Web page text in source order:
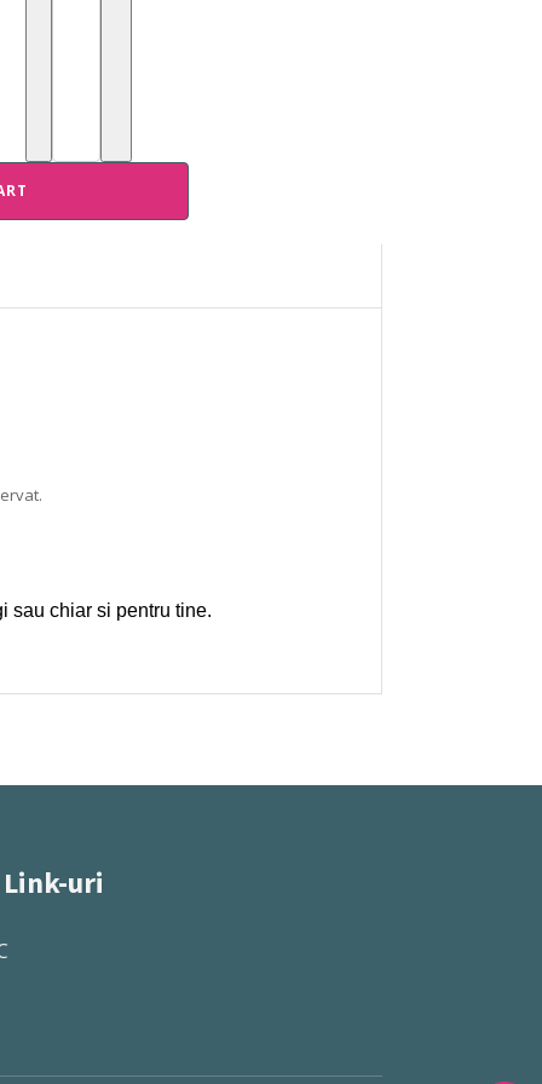
sau chiar si pentru tine.
uri